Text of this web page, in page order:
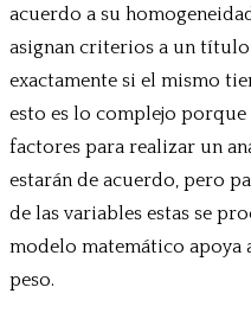
acuerdo a su
asignan criterios a un
exactamente si el mismo
esto es lo complejo
factores para realizar un
estarán de acuerdo, pero
de las variables estas se
modelo matemático apoya
peso.